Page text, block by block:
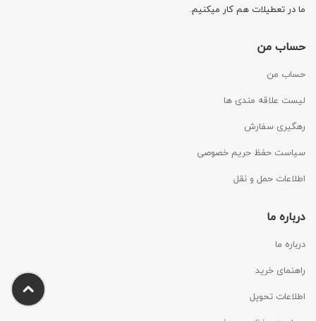
ما در تعطیلات هم کار میکنیم.
حساب من
حساب من
لیست علاقه مندی ها
رهگیری سفارش
سیاست حفظ حریم خصوصی
اطلاعات حمل و نقل
درباره ما
درباره ما
راهنمای خرید
اطلاعات تحویل